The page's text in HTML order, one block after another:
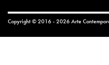
Copyright © 2016 - 2026 Arte